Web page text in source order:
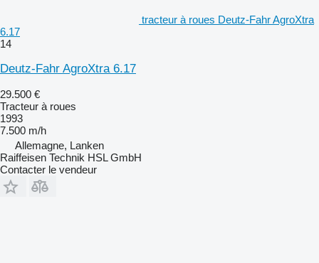
tracteur à roues Deutz-Fahr AgroXtra
6.17
14
Deutz-Fahr AgroXtra 6.17
29.500 €
Tracteur à roues
1993
7.500 m/h
Allemagne, Lanken
Raiffeisen Technik HSL GmbH
Contacter le vendeur